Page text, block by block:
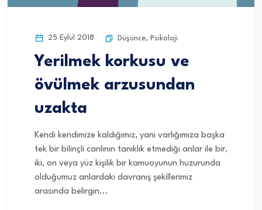
25 Eylül 2018 Düşünce, Psikoloji
Yerilmek korkusu ve
övülmek arzusundan
uzakta
Kendi kendimize kaldığımız, yani varlığımıza başka
tek bir bilinçli canlının tanıklık etmediği anlar ile bir,
iki, on veya yüz kişilik bir kamuoyunun huzurunda
olduğumuz anlardaki davranış şekillerimiz
arasında belirgin...